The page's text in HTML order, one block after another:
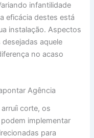
infantilidade
eficácia destes está
instalação. Aspectos
aquele
no acaso
Agência
corte, os
implementar
para